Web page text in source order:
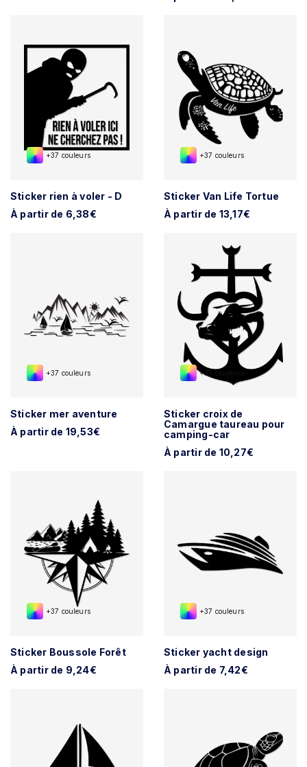
+37 couleurs
Sticker rien à voler - D
À partir de 6,38€
+37 couleurs
Sticker Van Life Tortue
À partir de 13,17€
+37 couleurs
Sticker mer aventure
À partir de 19,53€
+37 couleurs
Sticker croix de
Camargue taureau pour
camping-car
À partir de 10,27€
+37 couleurs
Sticker Boussole Forêt
À partir de 9,24€
+37 couleurs
Sticker yacht design
À partir de 7,42€